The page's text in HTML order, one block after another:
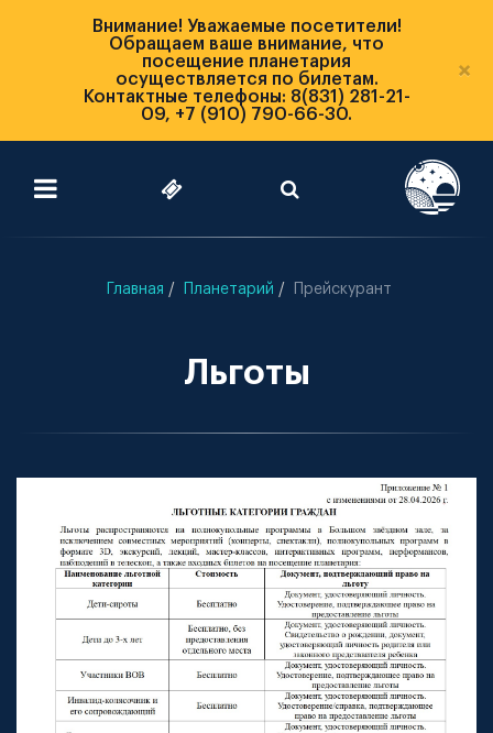
Внимание! Уважаемые посетители!
Обращаем ваше внимание, что
посещение планетария
осуществляется по билетам.
Контактные телефоны: 8(831) 281-21-
09, +7 (910) 790-66-30.
×
Главная Планетарий Прейскурант
Льготы